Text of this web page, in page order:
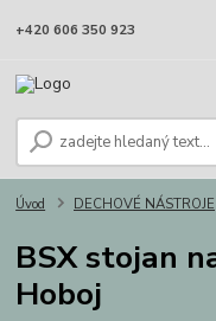
+420 606 350 923
Úvod DECHOVÉ NÁSTROJE
BSX stojan
Hoboj